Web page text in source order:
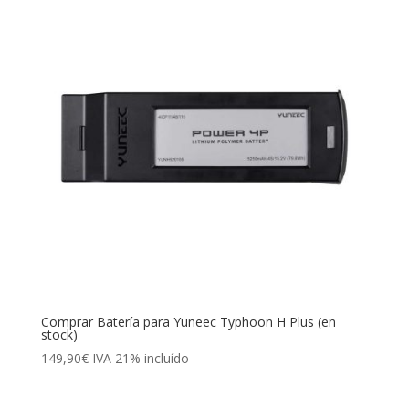
Comprar Batería para Yuneec Typhoon H Plus (en
stock)
149,90€ IVA 21% incluído